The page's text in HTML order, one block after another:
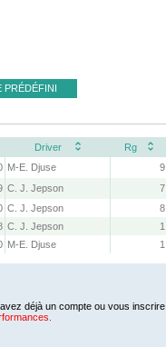
PRÉDÉFINI
Driver Rg
M-E. Djuse 9
C. J. Jepson 7
C. J. Jepson 8
C. J. Jepson 1
M-E. Djuse 1
déjà un compte ou vous inscrire.